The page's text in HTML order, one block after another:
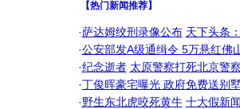
【热门新闻推荐】
·萨达姆绞刑录像公布 天下头条
·公安部发A级通缉令 5万悬红佛
·纪念逝者 太原警察打死北京警
·丁俊晖豪宅曝光 政府免费送别
·野生东北虎咬死黄牛 十大假新